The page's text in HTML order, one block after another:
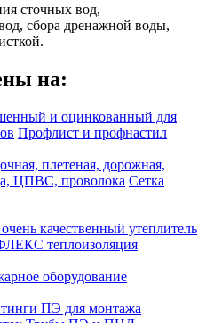
сточных вод,
сбора дренажной воды,
на:
и оцинкованный для
Профлист и профнастил
плетеная, дорожная,
ЦПВС, проволока Сетка
качественный утеплитель
теплоизоляция
оборудование
ПЭ для монтажа